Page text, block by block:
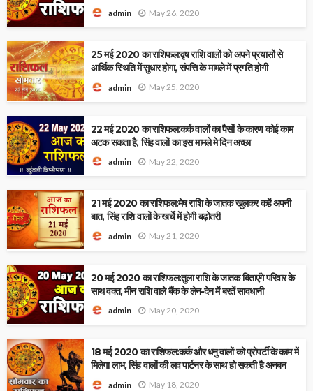
admin May 26, 2020
25 मई 2020 का राशिफल:वृष राशि वालों को अपने प्रयासों से
आर्थिक स्थिति में सुधार होगा, संपत्ति के मामले में प्रगति होगी
admin May 25, 2020
22 मई 2020 का राशिफल:कर्क वालों का पैसों के कारण कोई काम
अटक सकता है, सिंह वालों का इस मामले मे दिन अच्छा
admin May 22, 2020
21 मई 2020 का राशिफल:मेष राशि के जातक खुलकर कहें अपनी
बात, सिंह राशि वालों के खर्चे में होगी बढ़ोतरी
admin May 21, 2020
20 मई 2020 का राशिफल:तुला राशि के जातक बिताएंगे परिवार के
साथ वक्त, मीन राशि वाले बैंक के लेन-देन में बरतें सावधानी
admin May 20, 2020
18 मई 2020 का राशिफल:कर्क और धनु वालों को प्रोपर्टी के काम में
मिलेगा लाभ, सिंह वालों की लव पार्टनर के साथ हो सकती है अनबन
admin May 18, 2020